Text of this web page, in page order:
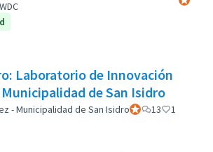
Laboratorio de Innovación
de San Isidro
- Municipalidad de San IsidroParticipant officiel
13 1